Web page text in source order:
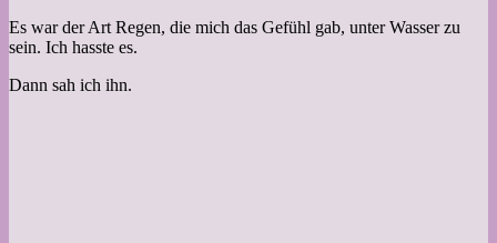
Es war der Art Regen, die mich das Gefühl gab, unter Wasser zu
sein. Ich hasste es.
Dann sah ich ihn.